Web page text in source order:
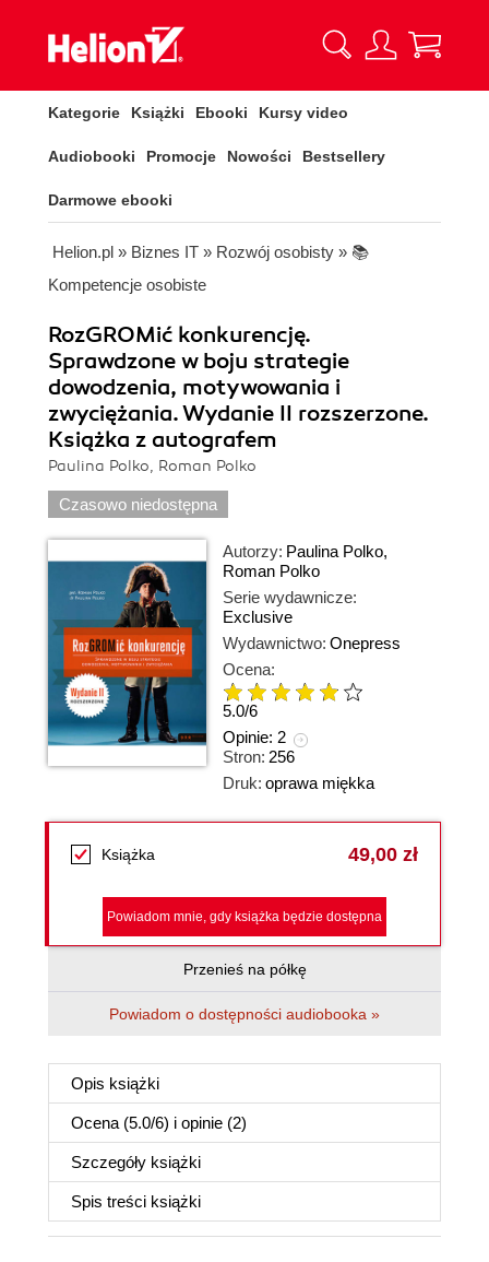
Kategorie Książki Ebooki Kursy video
Audiobooki Promocje Nowości Bestsellery
Darmowe ebooki
Helion.pl » Biznes IT » Rozwój osobisty » 📚
Kompetencje osobiste
RozGROMić konkurencję.
Sprawdzone w boju strategie
dowodzenia, motywowania i
zwyciężania. Wydanie II rozszerzone.
Książka z autografem
Paulina Polko, Roman Polko
Czasowo niedostępna
Autorzy: Paulina Polko,
Roman Polko
Serie wydawnicze:
Exclusive
Wydawnictwo: Onepress
Ocena:
5.0/6
Opinie: 2
Stron: 256
Druk: oprawa miękka
Książka 49,00 zł
Powiadom mnie, gdy książka będzie dostępna
Przenieś na półkę
Powiadom o dostępności audiobooka »
Opis książki
Ocena (5.0/6) i opinie (2)
Szczegóły książki
Spis treści książki